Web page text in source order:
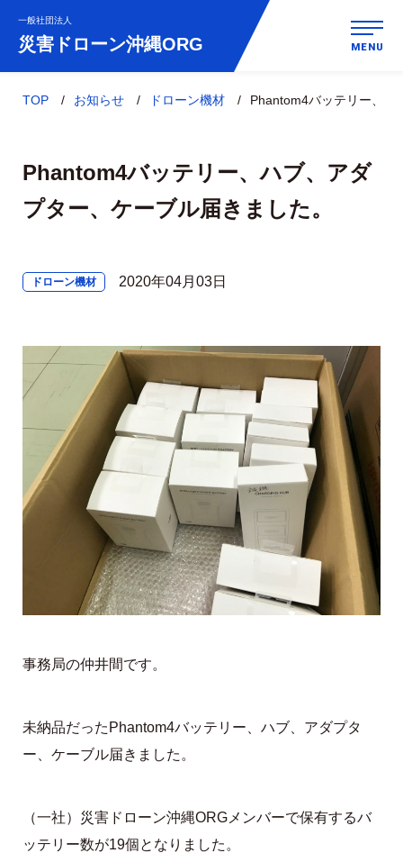
一般社団法人
災害ドローン沖縄ORG MENU
TOP お知らせ ドローン機材 Phantom4バッテリー、ハ
Phantom4バッテリー、ハブ、アダ
プター、ケーブル届きました。
ドローン機材 2020年04月03日
事務局の仲井間です。
未納品だったPhantom4バッテリー、ハブ、アダプタ
ー、ケーブル届きました。
（一社）災害ドローン沖縄ORGメンバーで保有するバ
ッテリー数が19個となりました。